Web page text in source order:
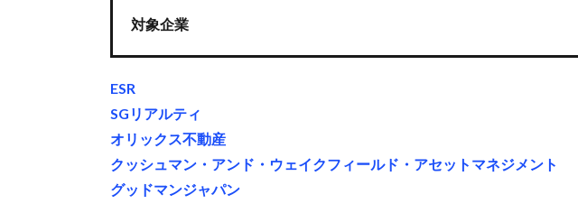
対象企業
ESR
SGリアルティ
オリックス不動産
クッシュマン・アンド・ウェイクフィールド・アセットマネジメント
グッドマンジャパン